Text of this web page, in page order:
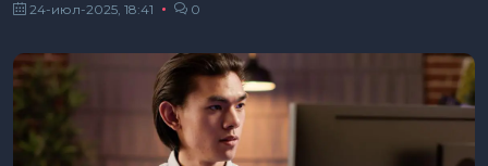
24-июл-2025, 18:41
0